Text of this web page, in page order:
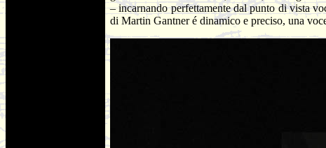
–incarnando perfettamente dal punto di vista
di Martin Gantner é dinamico e preciso, una